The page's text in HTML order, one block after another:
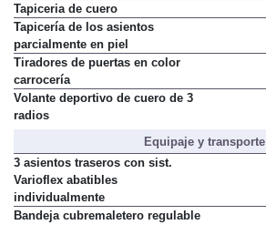
Tapiceria de cuero
Tapicería de los asientos
parcialmente en piel
Tiradores de puertas en color
carrocería
Volante deportivo de cuero de 3
radios
Equipaje y transporte
3 asientos traseros con sist.
Varioflex abatibles
individualmente
Bandeja cubremaletero regulable